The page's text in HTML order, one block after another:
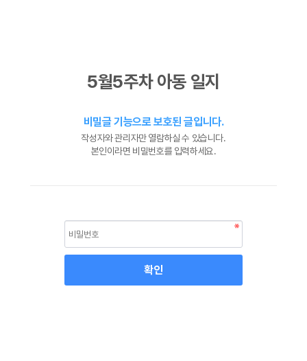
5월5주차 아동 일지
비밀글 기능으로 보호된 글입니다.
작성자와 관리자만 열람하실 수 있습니다.
본인이라면 비밀번호를 입력하세요.